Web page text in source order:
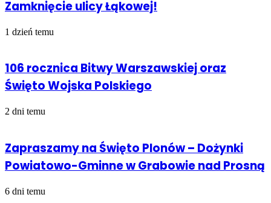
Zamknięcie ulicy Łąkowej!
1 dzień temu
106 rocznica Bitwy Warszawskiej oraz
Święto Wojska Polskiego
2 dni temu
Zapraszamy na Święto Plonów – Dożynki
Powiatowo-Gminne w Grabowie nad Prosną
6 dni temu